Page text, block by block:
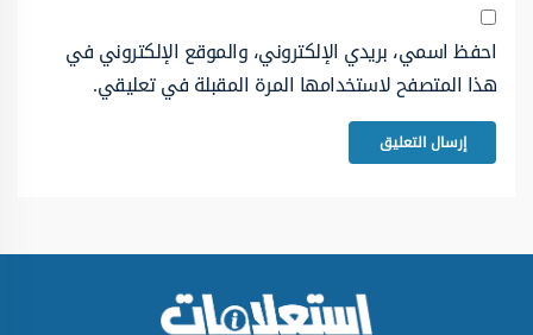
احفظ اسمي، بريدي الإلكتروني، والموقع الإلكتروني في
هذا المتصفح لاستخدامها المرة المقبلة في تعليقي.